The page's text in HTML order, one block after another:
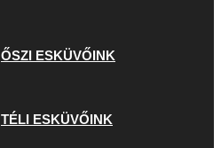
ŐSZI ESKÜVŐINK
TÉLI ESKÜVŐINK